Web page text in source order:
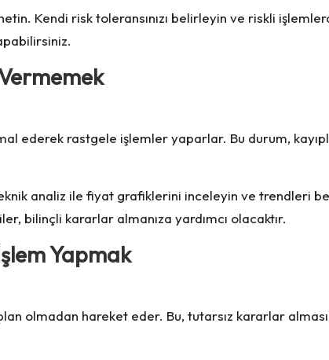
Kendi risk toleransınızı belirleyin ve riskli
ederek rastgele işlemler yaparlar. Bu durum,
analiz ile fiyat grafiklerini inceleyin ve trendleri
bilinçli kararlar almanıza yardımcı olacaktır.
Yapmak
olmadan hareket eder. Bu, tutarsız kararlar